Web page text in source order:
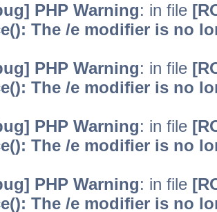
PHP Warning: in file
The /e modifier is no
PHP Warning: in file
The /e modifier is no
PHP Warning: in file
The /e modifier is no
PHP Warning: in file
The /e modifier is no